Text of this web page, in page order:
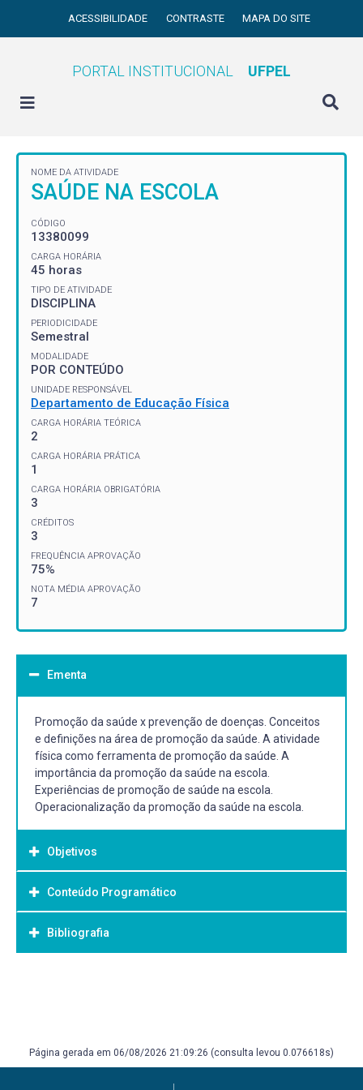
ACESSIBILIDADE CONTRASTE MAPA DO SITE
PORTAL INSTITUCIONAL UFPEL
NOME DA ATIVIDADE
SAÚDE NA ESCOLA
CÓDIGO
13380099
CARGA HORÁRIA
45 horas
TIPO DE ATIVIDADE
DISCIPLINA
PERIODICIDADE
Semestral
MODALIDADE
POR CONTEÚDO
UNIDADE RESPONSÁVEL
Departamento de Educação Física
CARGA HORÁRIA TEÓRICA
2
CARGA HORÁRIA PRÁTICA
1
CARGA HORÁRIA OBRIGATÓRIA
3
CRÉDITOS
3
FREQUÊNCIA APROVAÇÃO
75%
NOTA MÉDIA APROVAÇÃO
7
Ementa
Promoção da saúde x prevenção de doenças. Conceitos
e definições na área de promoção da saúde. A atividade
física como ferramenta de promoção da saúde. A
importância da promoção da saúde na escola.
Experiências de promoção de saúde na escola.
Operacionalização da promoção da saúde na escola.
Objetivos
Objetivo Geral:
Capacitar o aluno a compreender a importância da
promoção da saúde no ambiente escolar e as formas de
Conteúdo Programático
- Promoção da saúde x prevenção de doenças.
- Conceitos e definições na área de promoção da saúde.
- Práticas pedagógicas em saúde na escola
Bibliografia
Global Health Promotion, 17(2)5-15, 2010.
Página gerada em 06/08/2026 21:09:26 (consulta levou 0.076618s)